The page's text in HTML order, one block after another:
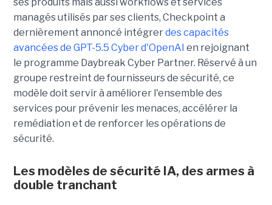
managés utilisés par ses clients, Checkpoint a
dernièrement annoncé intégrerdes capacités
avancées de GPT-5.5 Cyber d'OpenAI en rejoignant
le programme Daybreak Cyber Partner. Réservé à un
groupe restreint de fournisseurs de sécurité, ce
modèle doit servir à améliorer l'ensemble des
services pour prévenir les menaces, accélérer la
remédiation et de renforcer les opérations de
sécurité.
Les modèles de sécurité IA, des armes à
double tranchant